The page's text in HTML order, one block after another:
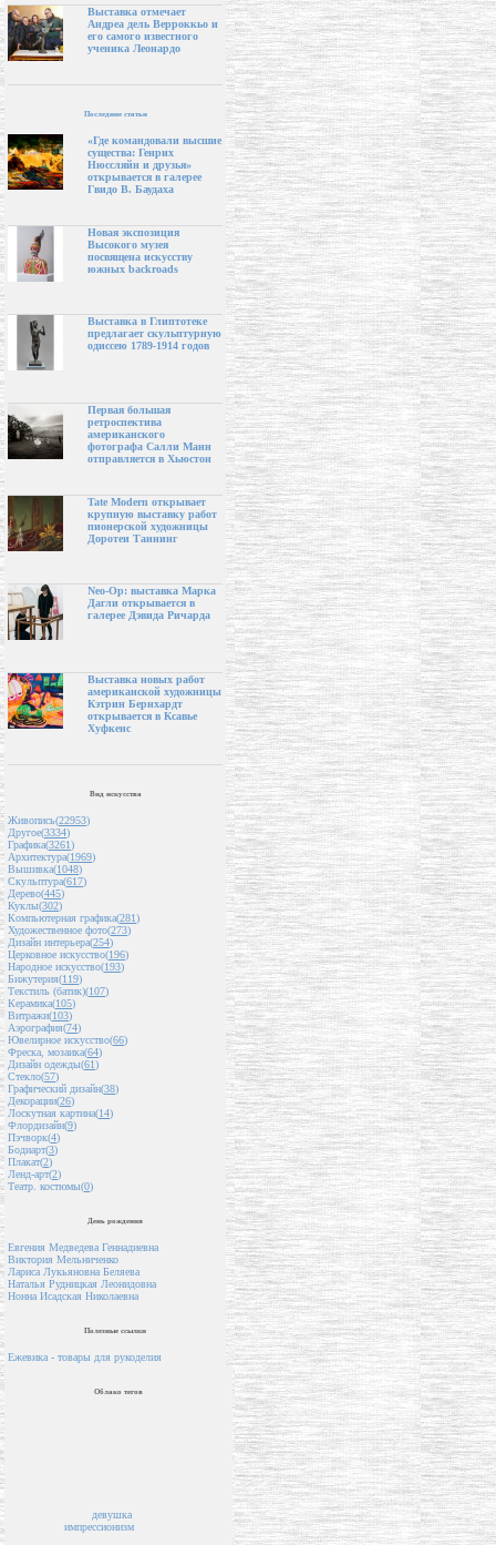
Выставка отмечает
Андреа дель Верроккьо и
его самого известного
ученика Леонардо
Последние статьи
«Где командовали высшие
существа: Генрих
Нюссляйн и друзья»
открывается в галерее
Гвидо В. Баудаха
Новая экспозиция
Высокого музея
посвящена искусству
южных backroads
Выставка в Глиптотеке
предлагает скульптурную
одиссею 1789-1914 годов
Первая большая
ретроспектива
американского
фотографа Салли Манн
отправляется в Хьюстон
Tate Modern открывает
крупную выставку работ
пионерской художницы
Доротеи Таннинг
Neo-Op: выставка Марка
Дагли открывается в
галерее Дэвида Ричарда
Выставка новых работ
американской художницы
Кэтрин Бернхардт
открывается в Ксавье
Хуфкенс
Вид искусства
Живопись(22953)
Другое(3334)
Графика(3261)
Архитектура(1969)
Вышивка(1048)
Скульптура(617)
Дерево(445)
Куклы(302)
Компьютерная графика(281)
Художественное фото(273)
Дизайн интерьера(254)
Церковное искусство(196)
Народное искусство(193)
Бижутерия(119)
Текстиль (батик)(107)
Керамика(105)
Витражи(103)
Аэрография(74)
Ювелирное искусство(66)
Фреска, мозаика(64)
Дизайн одежды(61)
Стекло(57)
Графический дизайн(38)
Декорации(26)
Лоскутная картина(14)
Флордизайн(9)
Пэчворк(4)
Бодиарт(3)
Плакат(2)
Ленд-арт(2)
Театр. костюмы(0)
День рождения
Евгения Медведева Геннадиевна
Виктория Мельниченко
Лариса Лукьяновна Беляева
Наталья Рудницкая Леонидовна
Нонна Исадская Николаевна
Полезные ссылки
Ежевика - товары для рукоделия
Облако тегов
импрессионизм
девушка